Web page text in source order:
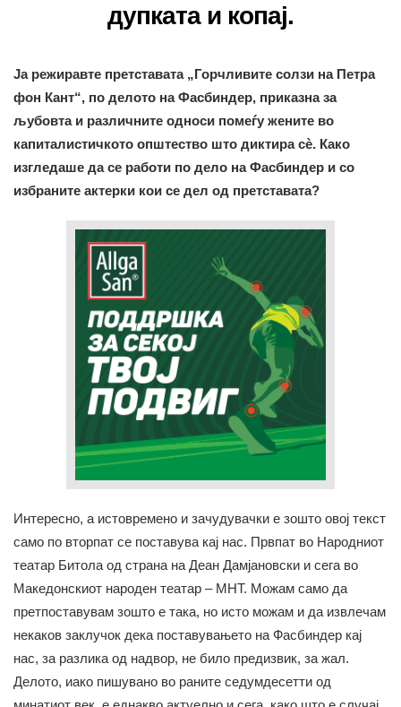
дупката и копај.
Ја режиравте претставата „Горчливите солзи на Петра
фон Кант“, по делото на Фасбиндер, приказна за
љубовта и различните односи помеѓу жените во
капиталистичкото општество што диктира сè. Како
изгледаше да се работи по дело на Фасбиндер и со
избраните актерки кои се дел од претставата?
Интересно, а истовремено и зачудувачки е зошто овој текст
само по вторпат се поставува кај нас. Првпат во Народниот
театар Битола од страна на Деан Дамјановски и сега во
Македонскиот народен театар – МНТ. Можам само да
претпоставувам зошто е така, но исто можам и да извлечам
некаков заклучок дека поставувањето на Фасбиндер кај
нас, за разлика од надвор, не било предизвик, за жал.
Делото, иако пишувано во раните седумдесетти од